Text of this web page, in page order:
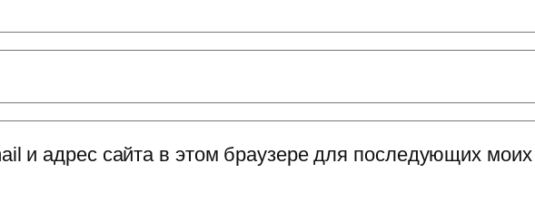
и адрес сайта в этом браузере для последующих